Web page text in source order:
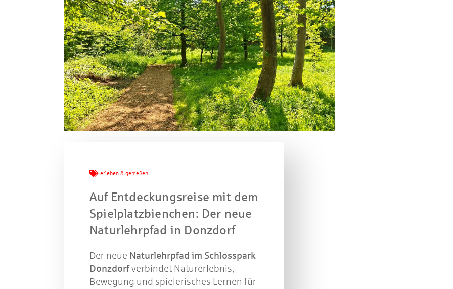
erleben & genießen
Auf Entdeckungsreise mit dem
Spielplatzbienchen: Der neue
Naturlehrpfad in Donzdorf
Der neue Naturlehrpfad im Schlosspark
Donzdorfverbindet Naturerlebnis,
Bewegung und spielerisches Lernen für
Jetzt mitmachen und
Welches Jubiläum feiert die Kreissparkasse